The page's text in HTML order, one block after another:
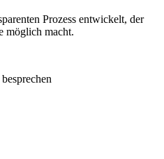
Prozess entwickelt, der
möglich macht.